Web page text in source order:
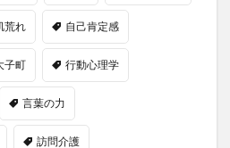
荒れ 自己肯定感
子町 行動心理学
言葉の力
訪問介護